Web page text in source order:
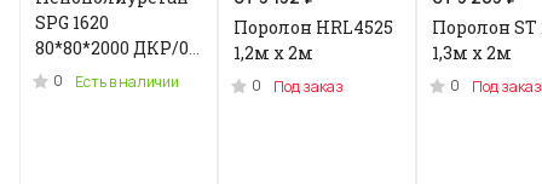
SPG 1620
80*80*2000 ДКР/0.2
кг .N-3955U
0 Есть в наличии
Поролон HRL4525
1,2м x 2м
0 Под заказ
Поролон ST
1,3м х 2м
0 Под заказ